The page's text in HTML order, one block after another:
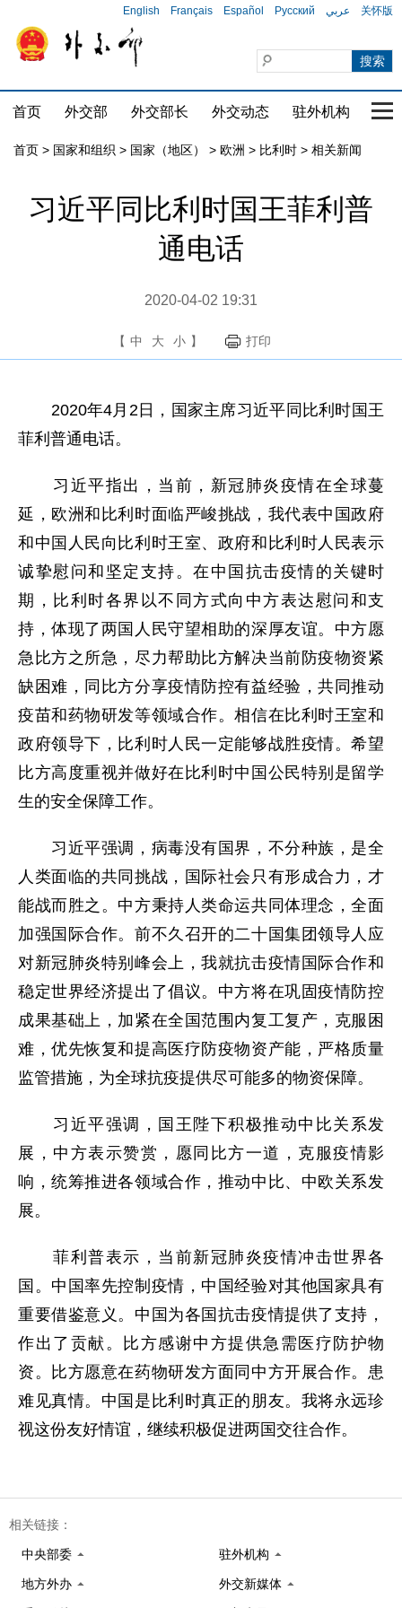
English Français Español Русский عربي 关怀版
首页 外交部 外交部长 外交动态 驻外机构 国
首页 > 国家和组织 > 国家（地区） > 欧洲 > 比利时 > 相关新闻
习近平同比利时国王菲利普
通电话
2020-04-02 19:31
【 中 大 小 】 打印
2020年4月2日，国家主席习近平同比利时国王
菲利普通电话。
习近平指出，当前，新冠肺炎疫情在全球蔓
延，欧洲和比利时面临严峻挑战，我代表中国政府
和中国人民向比利时王室、政府和比利时人民表示
诚挚慰问和坚定支持。在中国抗击疫情的关键时
期，比利时各界以不同方式向中方表达慰问和支
持，体现了两国人民守望相助的深厚友谊。中方愿
急比方之所急，尽力帮助比方解决当前防疫物资紧
缺困难，同比方分享疫情防控有益经验，共同推动
疫苗和药物研发等领域合作。相信在比利时王室和
政府领导下，比利时人民一定能够战胜疫情。希望
比方高度重视并做好在比利时中国公民特别是留学
生的安全保障工作。
习近平强调，病毒没有国界，不分种族，是全
人类面临的共同挑战，国际社会只有形成合力，才
能战而胜之。中方秉持人类命运共同体理念，全面
加强国际合作。前不久召开的二十国集团领导人应
对新冠肺炎特别峰会上，我就抗击疫情国际合作和
稳定世界经济提出了倡议。中方将在巩固疫情防控
成果基础上，加紧在全国范围内复工复产，克服困
难，优先恢复和提高医疗防疫物资产能，严格质量
监管措施，为全球抗疫提供尽可能多的物资保障。
习近平强调，国王陛下积极推动中比关系发
展，中方表示赞赏，愿同比方一道，克服疫情影
响，统筹推进各领域合作，推动中比、中欧关系发
展。
菲利普表示，当前新冠肺炎疫情冲击世界各
国。中国率先控制疫情，中国经验对其他国家具有
重要借鉴意义。中国为各国抗击疫情提供了支持，
作出了贡献。比方感谢中方提供急需医疗防护物
资。比方愿意在药物研发方面同中方开展合作。患
难见真情。中国是比利时真正的朋友。我将永远珍
视这份友好情谊，继续积极促进两国交往合作。
相关链接：
中央部委 驻外机构
地方外办 外交新媒体